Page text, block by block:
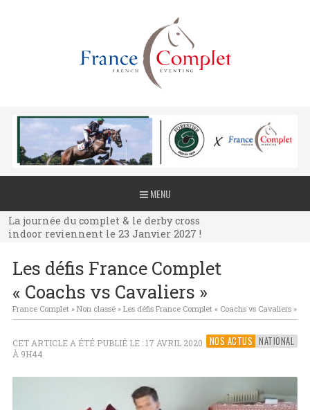
MENU
La journée du complet & le derby cross
indoor reviennent le 23 Janvier 2027 !
La journée du complet & le derby cross
indoor reviennent le 23 Janvier 2027 !
indoor reviennent le 23 Janvier 2027 !
Les défis France Complet
« Coachs vs Cavaliers »
France Complet» Non classé» Les défis France Complet « Coachs vs Cavaliers »
NOS ACTUS NATIONAL
CET ARTICLE A ÉTÉ PUBLIÉ LE : 17 AVRIL 2020
À 9H44